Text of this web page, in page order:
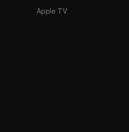
Apple TV